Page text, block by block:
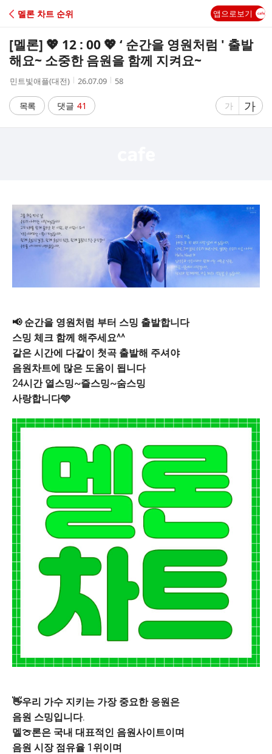
C
A
멜론 차트 순위 앱으로보기
[멜론] 💖 12 : 00 💖 ‘ 순간을 영원처럼 ' 출발
해요~ 소중한 음원을 함께 지켜요~
작
자
민트빛애플(대전)
작
시
간
26.07.09
조
58
목록 댓글 41
글
가
글
자
가
📢 순간을 영원처럼 부터 스밍 출발합니다
스밍 체크 함께 해주세요^^
같은 시간에 다같이 첫곡 출발해 주셔야
음원차트에 많은 도움이 됩니다
24시간 열스밍~즐스밍~숨스밍
사랑합니다🩵
👋우리 가수 지키는 가장 중요한 응원은
음원 스밍입니다.
멜🍈론은 국내 대표적인 음원사이트이며
음원 시장 점유율 1위이며